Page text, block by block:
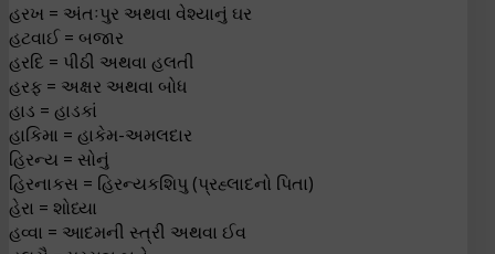
હરખ = અંતઃપુર અથવા વેશ્યાનું ઘર
હટવાઈ = બજાર
હરદિ = પીઠી અથવા હલતી
હરફ = અક્ષર અથવા બોધ
હાડ = હાડકાં
હાકિમા = હાકેમ-અમલદાર
હિરન્ય = સોનું
હિરનાકસ = હિરન્યકશિપુ (પ્રહ્લાદનો પિતા)
હેરા = શોધ્યા
હવ્વા = આદમની સ્ત્રી અથવા ઈવ